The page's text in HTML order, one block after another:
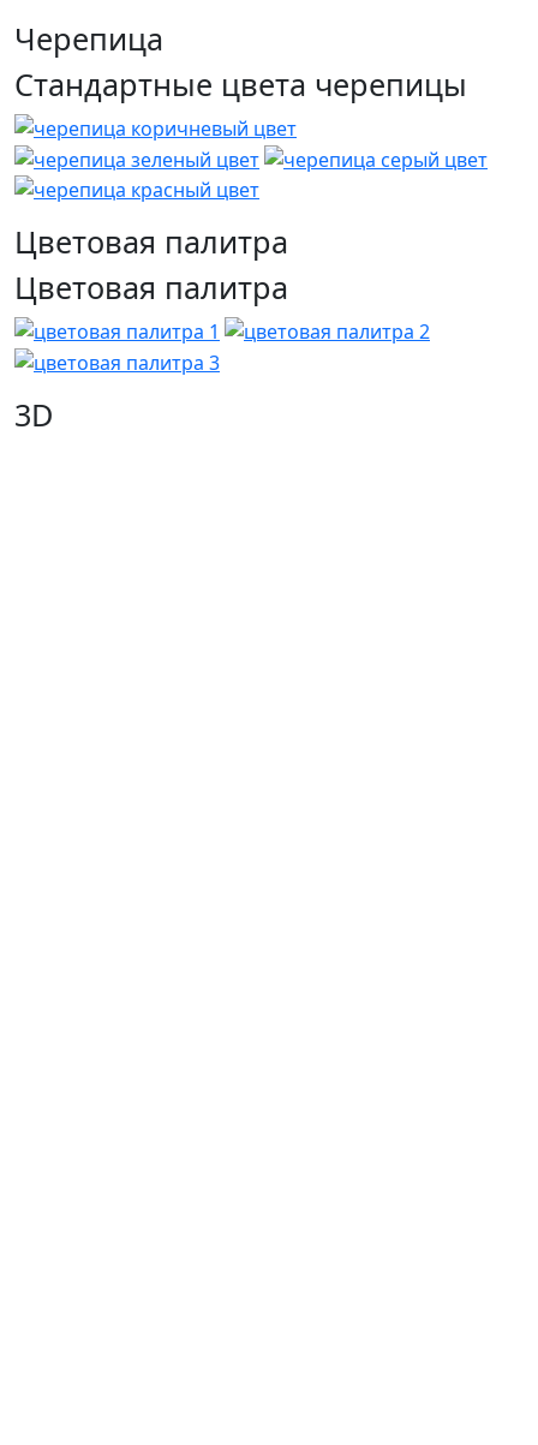
Черепица
Стандартные цвета черепицы
Цветовая палитра
Цветовая палитра
3D